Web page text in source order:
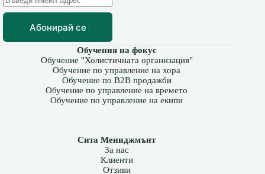
Абонирай се
Обучения на фокус
Обучение "Холистичната организация"
Обучение по управление на хора
Обучение по B2B продажби
Обучение по управление на времето
Обучение по управление на екипи
Сита Мениджмънт
За нас
Клиенти
Отзиви